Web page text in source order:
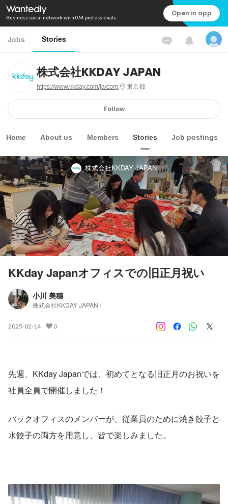
Business social network with 0M professionals Open in app
Jobs Stories
株式会社KKDAY JAPAN
https://www.kkday.com/ja/corp 東京都
Follow
Home About us Members Stories Job postings
株式会社KKDAY JAPAN
KKday Japanオフィスでの旧正月祝い
小川 美穗
株式会社KKDAY JAPAN /
2025-02-14 0
先週、KKday Japanでは、初めてとなる旧正月のお祝いを
社員全員で開催しました！
バックオフィスのメンバーが、従業員のために焼き餃子と
水餃子の両方を用意し、皆で楽しみました。